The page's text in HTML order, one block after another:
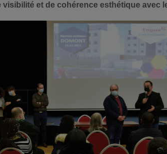
et de cohérence esthétique avec